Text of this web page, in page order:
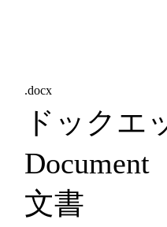
.docx
ドックエ
文書